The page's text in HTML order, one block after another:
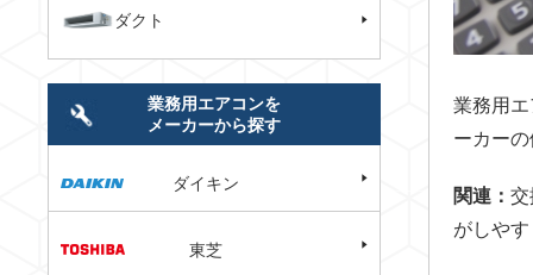
業務用
ーカー
関連： 交
がしや
ダクト
業務用エアコンを
メーカーから探す
ダイキン
東芝